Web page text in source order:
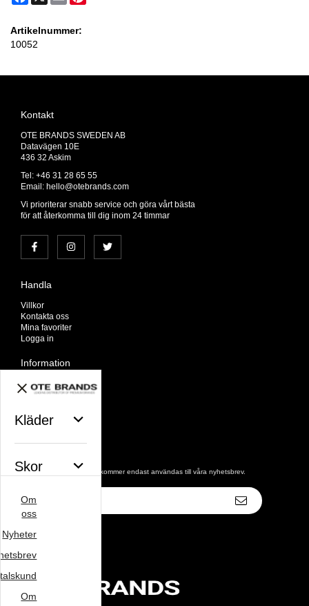
Kläder
Skor
Väskor
Varumärke
Artikelnummer:
10052
Kontakt
OTE BRANDS SWEDEN AB
Datavägen 10E
436 32 Askim
Tel: +46 31 28 65 55
Email: hello@otebrands.com
Vi prioriterar snabb service och göra vårt bästa
för att återkomma till dig inom 24 timmar
Handla
Villkor
Kontakta oss
Mina favoriter
Logga in
Information
Om oss
Nyheter
Avtalskund
Om cookies
De uppgifter du matar in kommer endast användas till våra nyhetsbrev.
postadress
Om
oss
Nyheter
Om